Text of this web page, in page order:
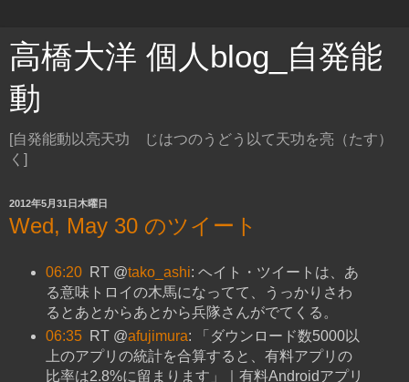
高橋大洋 個人blog_自発能
動
[自発能動以亮天功 じはつのうどう以て天功を亮（たす）
く]
2012年5月31日木曜日
Wed, May 30 のツイート
06:20 RT @tako_ashi: ヘイト・ツイートは、あ
る意味トロイの木馬になってて、うっかりさわ
るとあとからあとから兵隊さんがでてくる。
06:35
RT @afujimura: 「ダウンロード数5000以
上のアプリの統計を合算すると、有料アプリの
比率は2.8%に留まります」｜有料Androidアプリ